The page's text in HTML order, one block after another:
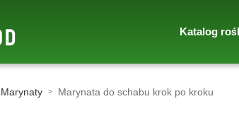
Katalog
Marynaty Marynata do schabu krok po kroku